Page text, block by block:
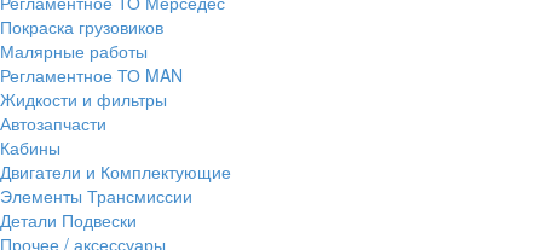
Покраска грузовиков
Малярные работы
Регламентное ТО MAN
Жидкости и фильтры
Автозапчасти
Кабины
Двигатели и Комплектующие
Элементы Трансмиссии
Детали Подвески
Прочее / аксессуары